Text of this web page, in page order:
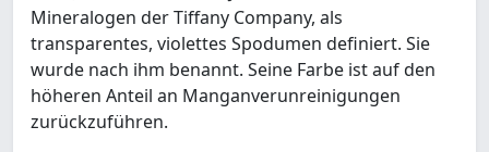
Mineralogen der Tiffany Company, als
transparentes, violettes Spodumen definiert. Sie
wurde nach ihm benannt. Seine Farbe ist auf den
höheren Anteil an Manganverunreinigungen
zurückzuführen.